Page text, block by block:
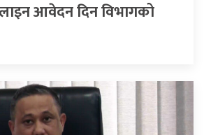
आवेदन दिन विभागको